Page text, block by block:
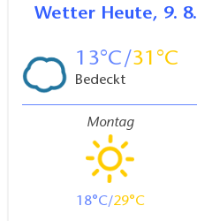
Wetter Heute, 9. 8.
13 31
Bedeckt
Montag
18 29